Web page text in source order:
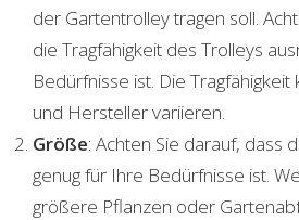
der Gartentrolley tragen soll.
die Tragfähigkeit des Trolleys
Bedürfnisse ist. Die
und Hersteller variieren.
Größe: Achten Sie darauf, dass
genug für Ihre Bedürfnisse ist.
größere Pflanzen oder